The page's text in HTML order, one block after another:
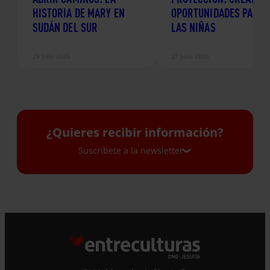
HISTORIA DE MARY EN
SUDÁN DEL SUR
OPORTUNIDADES PARA
LAS NIÑAS
¿Quieres recibir información?
Suscríbete a la newsletter
y los correos puntuales en los que te
ofrecemos información, no dejes de completar
este formulario. Al instante, te daremos de